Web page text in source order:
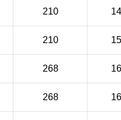
210
210
268
268